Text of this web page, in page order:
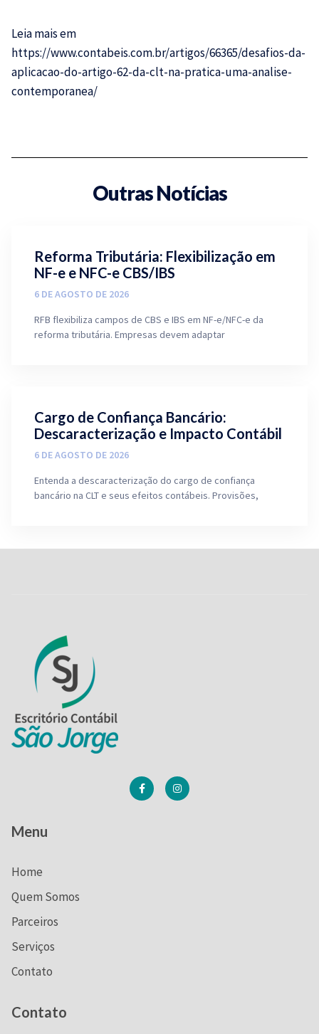
Leia mais em
https://www.contabeis.com.br/artigos/66365/desafios-da-
aplicacao-do-artigo-62-da-clt-na-pratica-uma-analise-
contemporanea/
Outras Notícias
Reforma Tributária: Flexibilização em
NF-e e NFC-e CBS/IBS
6 DE AGOSTO DE 2026
RFB flexibiliza campos de CBS e IBS em NF-e/NFC-e da
reforma tributária. Empresas devem adaptar
Cargo de Confiança Bancário:
Descaracterização e Impacto Contábil
6 DE AGOSTO DE 2026
Entenda a descaracterização do cargo de confiança
bancário na CLT e seus efeitos contábeis. Provisões,
Menu
Home
Quem Somos
Parceiros
Serviços
Contato
Contato